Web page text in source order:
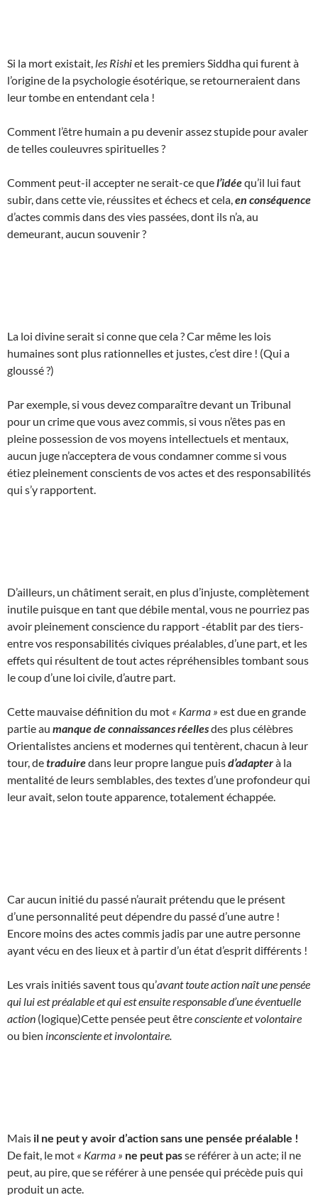
Si la mort existait, les Rishiet les premiers Siddha qui furent à
l’origine de la psychologie ésotérique, se retourneraient dans
leur tombe en entendant cela !
Comment l’être humain a pu devenir assez stupide pour avaler
de telles couleuvres spirituelles ?
Comment peut-il accepter ne serait-ce quel’idéequ’il lui faut
subir, dans cette vie, réussites et échecs et cela, en conséquence
d’actes commis dans des vies passées, dont ils n’a, au
demeurant, aucun souvenir ?
La loi divine serait si conne que cela ? Car même les lois
humaines sont plus rationnelles et justes, c’est dire ! (Qui a
gloussé ?)
Par exemple, si vous devez comparaître devant un Tribunal
pour un crime que vous avez commis, si vous n’êtes pas en
pleine possession de vos moyens intellectuels et mentaux,
aucun juge n’acceptera de vous condamner comme si vous
étiez pleinement conscients de vos actes et des responsabilités
qui s’y rapportent.
D’ailleurs, un châtiment serait, en plus d’injuste, complètement
inutile puisque en tant que débile mental, vous ne pourriez pas
avoir pleinement conscience du rapport -établit par des tiers-
entre vos responsabilités civiques préalables, d’une part, et les
effets qui résultent de tout actes répréhensibles tombant sous
le coup d’une loi civile, d’autre part.
Cette mauvaise définition du mot « Karma » est due en grande
partie au manque de connaissances réellesdes plus célèbres
Orientalistes anciens et modernes qui tentèrent, chacun à leur
tour, detraduiredans leur propre langue puisd’adapterà la
mentalité de leurs semblables, des textes d’une profondeur qui
leur avait, selon toute apparence, totalement échappée.
Car aucun initié du passé n’aurait prétendu que le présent
d’une personnalité peut dépendre du passé d’une autre !
Encore moins des actes commis jadis par une autre personne
ayant vécu en des lieux et à partir d’un état d’esprit différents !
Les vrais initiés savent tous qu’avant toute action naît une pensée
qui lui est préalable et qui est ensuite responsable d’une éventuelle
action (logique)Cette pensée peut êtreconsciente et volontaire
ou bien inconsciente et involontaire.
Mais il ne peut y avoir d’action sans une pensée préalable !
De fait, le mot « Karma » ne peut passe référer à un acte; il ne
peut, au pire, que se référer à une pensée qui précède puis qui
produit un acte.